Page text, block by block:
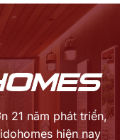
25.889.000 ₫.
20.711.000 ₫.
21 năm phát triển,
hiện nay